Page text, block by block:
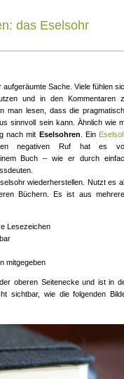
das Eselsohr
Sache. Viele fühlen
und in den Kommentaren
man lesen, dass die
sinnvoll sein kann. Ähnlich wie
nach mit Eselsohren . Ein
negativen Ruf hat es
Buch – wie er durch
wiederherstellen. Nutzt es
Büchern. Es ist aus
Lesezeichen
mitgegeben
oberen Seitenecke und ist in
sichtbar, wie die folgenden